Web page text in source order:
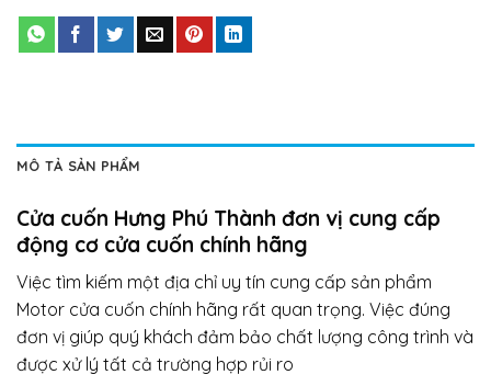
MÔ TẢ SẢN PHẨM
Cửa cuốn Hưng Phú Thành đơn vị cung cấp
động cơ cửa cuốn chính hãng
Việc tìm kiếm một địa chỉ uy tín cung cấp sản phẩm
Motor cửa cuốn chính hãng rất quan trọng. Việc đúng
đơn vị giúp quý khách đảm bảo chất lượng công trình và
được xử lý tất cả trường hợp rủi ro